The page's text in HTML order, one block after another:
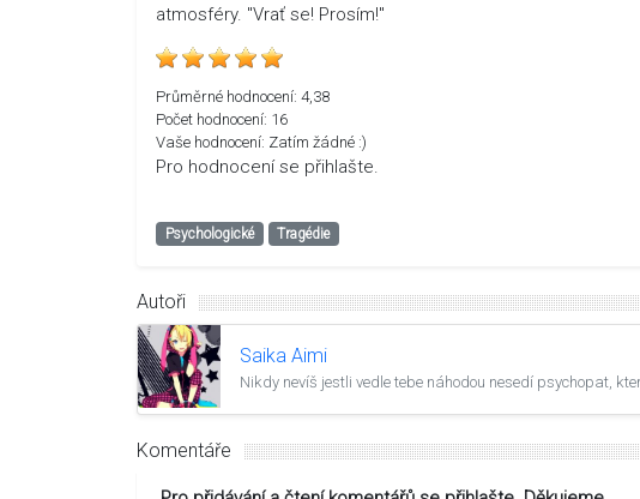
atmosféry. "Vrať se! Prosím!"
Průměrné hodnocení: 4,38
Počet hodnocení: 16
Vaše hodnocení: Zatím žádné :)
Pro hodnocení se přihlašte.
Psychologické Tragédie
Autoři
Saika Aimi
Nikdy nevíš jestli vedle tebe náhodou nesedí psychopat,
Komentáře